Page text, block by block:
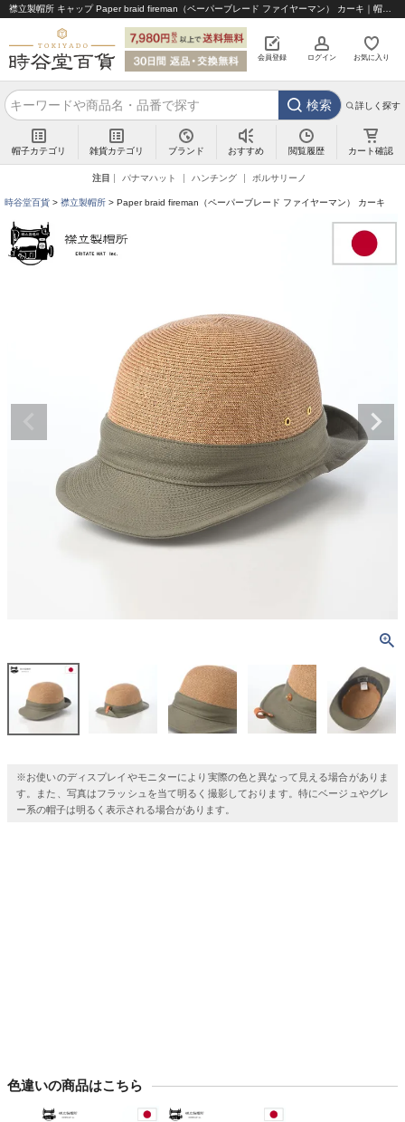
会員登録 ログイン お気に入り
検索 詳しく探す
帽子カテゴリ 雑貨カテゴリ ブランド おすすめ 閲覧履歴 カート確認
注目 パナマハット ハンチング ボルサリーノ
時谷堂百貨 襟立製帽所 Paper braid fireman（ペーパーブレード ファイヤーマン） カーキ
※お使いのディスプレイやモニターにより実際の色と異なって見える場合がありま
す。また、写真はフラッシュを当て明るく撮影しております。特にベージュやグレ
ー系の帽子は明るく表示される場合があります。
色違いの商品はこちら